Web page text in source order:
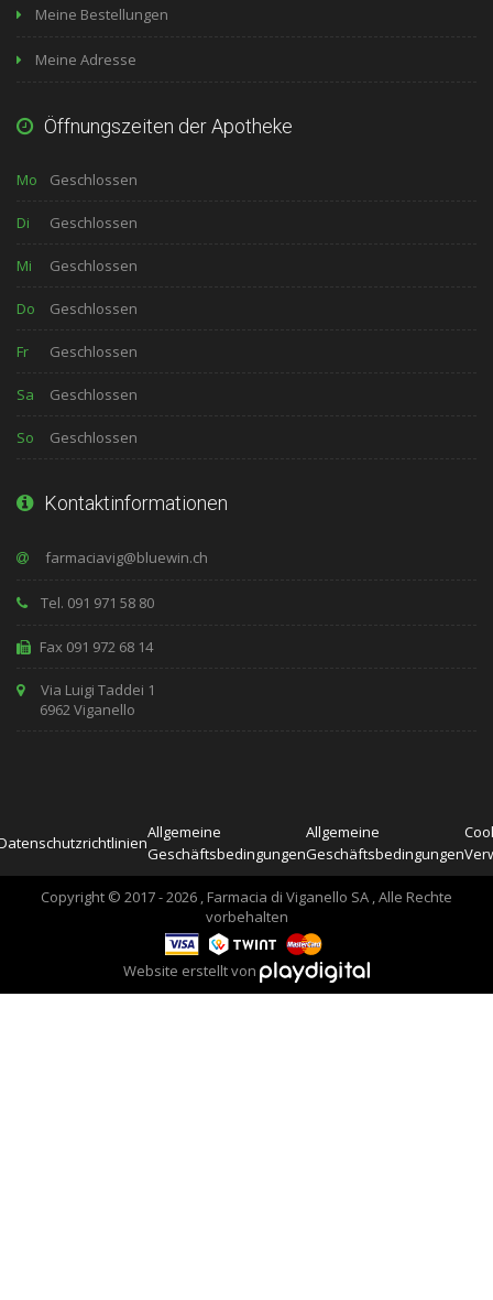
Meine Bestellungen
Meine Adresse
Öffnungszeiten der Apotheke
Mo Geschlossen
Di Geschlossen
Mi Geschlossen
Do Geschlossen
Fr Geschlossen
Sa Geschlossen
So Geschlossen
Kontaktinformationen
Tel. 091 971 58 80
Fax 091 972 68 14
Via Luigi Taddei 1
6962 Viganello
Allgemeine
Geschäftsbedingungen
Allgemeine
Geschäftsbedingungen
Copyright © 2017 - 2026 , Farmacia di Viganello SA , Alle Rechte
vorbehalten
Website erstellt von